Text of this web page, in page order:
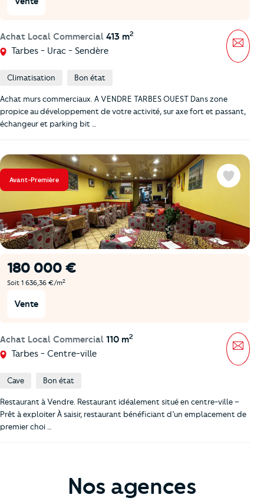
Achat Local Commercial 413 m2
Tarbes - Urac - Sendère
Climatisation Bon état
Achat murs commerciaux. A VENDRE TARBES OUEST Dans zone
propice au développement de votre activité, sur axe fort et passant,
échangeur et parking bit …
Avant-Première
180 000 €
Soit 1 636,36 €/m2
Vente
Achat Local Commercial 110 m2
Tarbes - Centre-ville
Favoris
Cave Bon état
Restaurant à Vendre. Restaurant idéalement situé en centre-ville –
Prêt à exploiter À saisir, restaurant bénéficiant d’un emplacement de
premier choi …
Nos agences